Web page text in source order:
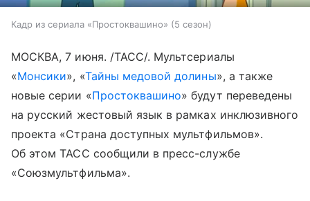
Кадр из сериала «Простоквашино» (5 сезон)
МОСКВА, 7 июня. /ТАСС/. Мультсериалы
«Монсики», «Тайны медовой долины», а также
новые серии «Простоквашино» будут переведены
на русский жестовый язык в рамках инклюзивного
проекта «Страна доступных мультфильмов».
Об этом ТАСС сообщили в пресс-службе
«Союзмультфильма».